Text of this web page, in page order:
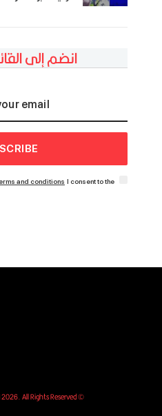
انضم إلى
I consent to the
and conditions
© MAHER HOMSIALJASEM 2026. All Rights Reserved